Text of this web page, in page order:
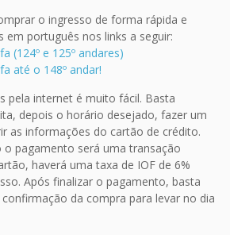
o ingresso de forma rápida e
em português nos links a seguir:
(124º e 125º andares)
até o 148º andar!
pela internet é muito fácil. Basta
depois o horário desejado, fazer um
as informações do cartão de crédito.
pagamento será uma transação
haverá uma taxa de IOF de 6%
Após finalizar o pagamento, basta
da compra para levar no dia